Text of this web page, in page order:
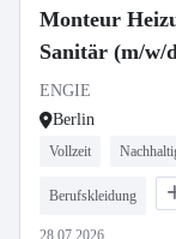
Monteur
Sanitär (m/w/
ENGIE
Berlin
Vollzeit
Berufskleidung
28.07.2026